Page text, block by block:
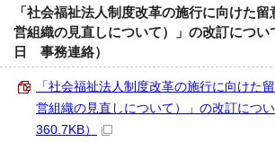
「社会福祉法人制度改革の施行に向けた
営組織の見直しについて）」の改訂につい
日 事務連絡）
「社会福祉法人制度改革の施行に向けた
営組織の見直しについて）」の改訂につ
360.7KB）